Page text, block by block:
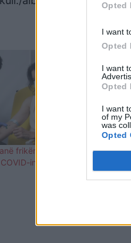
Opted
I want
Opted
I want
Opted
I want
of my
was
Opted
frikën e një
in
Shqipëria,
larta për
Bashkuar